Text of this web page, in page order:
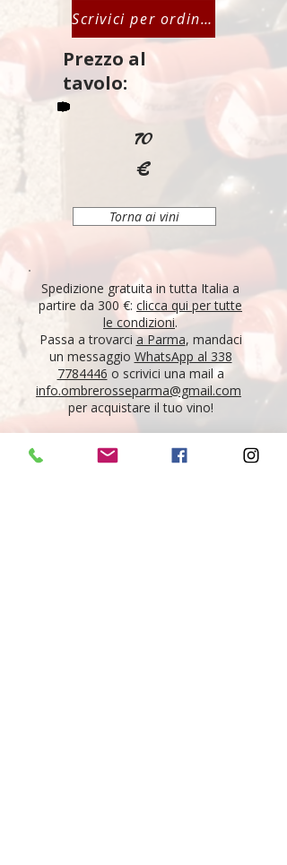
Scrivici per ordinare
Prezzo al
tavolo:
70
€
Torna ai vini
Spedizione gratuita in tutta Italia a
partire da 300 €: clicca qui per tutte
le condizioni.
Passa a trovarci a Parma, mandaci
un messaggio WhatsApp al 338
7784446 o scrivici una mail a
info.ombrerosseparma@gmail.com
per acquistare il tuo vino!
"Tutti i vini della nostra cantina derivano da un
lungo percorso di ricerca, iniziato nel 1995 con